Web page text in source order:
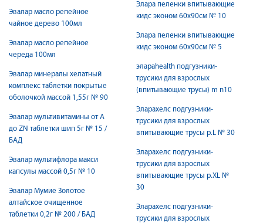
Эвалар масло репейное
чайное дерево 100мл
Эвалар масло репейное
череда 100мл
Эвалар минералы хелатный
комплекс таблетки покрытые
оболочкой массой 1,55г № 90
Эвалар мультивитамины от А
до ZN таблетки шип 5г № 15 /
БАД
Эвалар мультифлора макси
капсулы массой 0,5г № 10
Эвалар Мумие Золотое
алтайское очищенное
таблетки 0,2г № 200 / БАД
Элара пеленки впитывающие
кидс эконом 60х90см № 10
Элара пеленки впитывающие
кидс эконом 60х90см № 5
элараhealth подгузники-
трусики для взрослых
(впитывающие трусы) m n10
Эларахелс подгузники-
трусики для взрослых
впитывающие трусы р.L № 30
Эларахелс подгузники-
трусики для взрослых
впитывающие трусы р.XL №
30
Эларахелс подгузники-
трусики для взрослых